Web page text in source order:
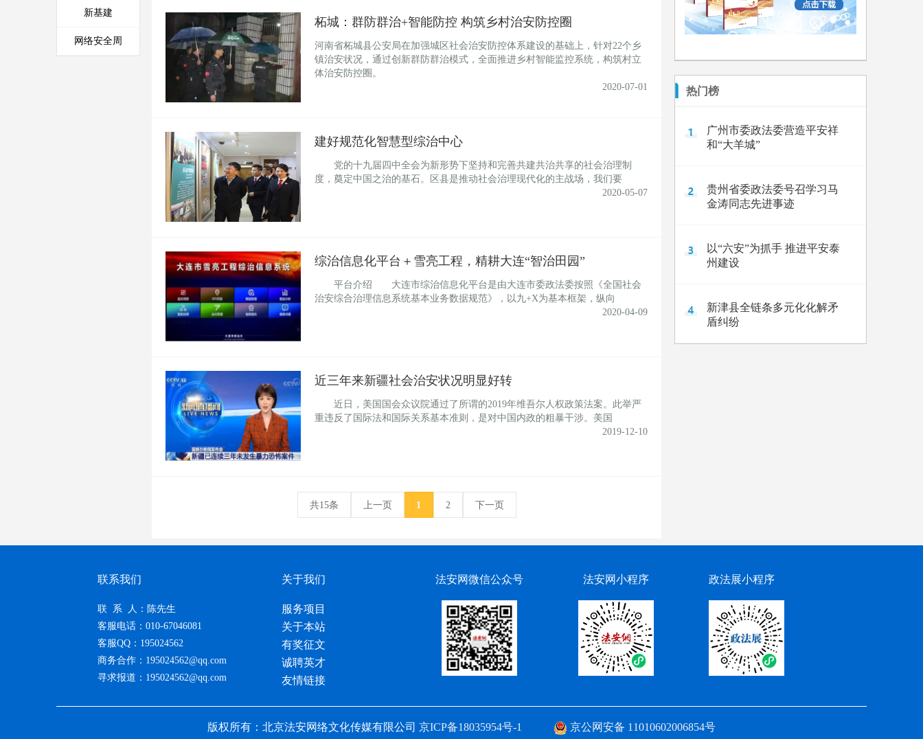
新基建
网络安全周
柘城：群防群治+智能防控 构筑乡村治安防控圈
河南省柘城县公安局在加强城区社会治安防控体系建设的基础上，针对22个乡
镇治安状况，通过创新群防群治模式，全面推进乡村智能监控系统，构筑村立
体治安防控圈。
2020-07-01
建好规范化智慧型综治中心
党的十九届四中全会为新形势下坚持和完善共建共治共享的社会治理制
度，奠定中国之治的基石。区县是推动社会治理现代化的主战场，我们要
2020-05-07
综治信息化平台＋雪亮工程，精耕大连“智治田园”
平台介绍 大连市综治信息化平台是由大连市委政法委按照《全国社会
治安综合治理信息系统基本业务数据规范》，以九+X为基本框架，纵向
2020-04-09
近三年来新疆社会治安状况明显好转
近日，美国国会众议院通过了所谓的2019年维吾尔人权政策法案。此举严
重违反了国际法和国际关系基本准则，是对中国内政的粗暴干涉。美国
2019-12-10
共15条 上一页 1 2 下一页
热门榜
广州市委政法委营造平安祥
和“大羊城”
贵州省委政法委号召学习马
金涛同志先进事迹
以“六安”为抓手 推进平安泰
州建设
新津县全链条多元化化解矛
盾纠纷
联系我们
联 系 人：陈先生
客服电话：010-67046081
客服QQ：195024562
商务合作：195024562@qq.com
寻求报道：195024562@qq.com
关于我们
服务项目
关于本站
有奖征文
诚聘英才
友情链接
法安网微信公众号 法安网小程序 政法展小程序
版权所有：北京法安网络文化传媒有限公司 京ICP备18035954号-1 京公网安备 11010602006854号